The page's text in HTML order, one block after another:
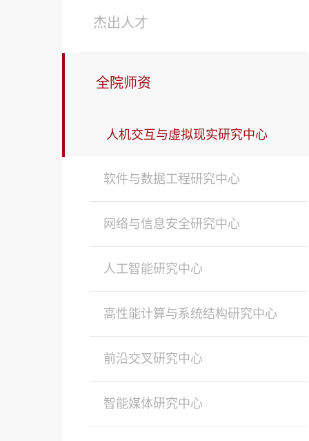
杰出人才
全院师资
人机交互与虚拟现实研究中心
软件与数据工程研究中心
网络与信息安全研究中心
人工智能研究中心
高性能计算与系统结构研究中心
前沿交叉研究中心
智能媒体研究中心